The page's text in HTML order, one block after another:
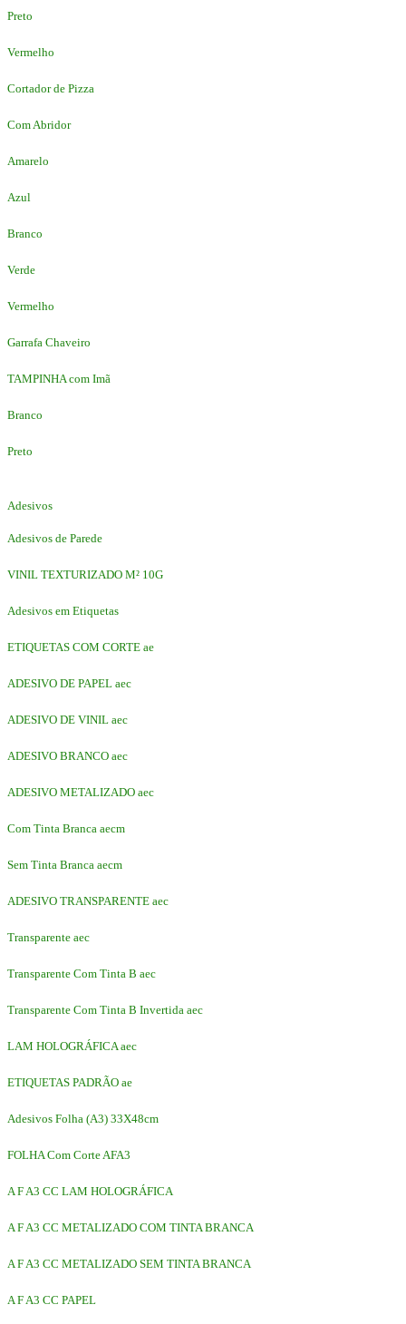
Preto
Vermelho
Cortador de Pizza
Com Abridor
Amarelo
Azul
Branco
Verde
Vermelho
Garrafa Chaveiro
TAMPINHA com Imã
Branco
Preto
Adesivos
Adesivos de Parede
VINIL TEXTURIZADO M² 10G
Adesivos em Etiquetas
ETIQUETAS COM CORTE ae
ADESIVO DE PAPEL aec
ADESIVO DE VINIL aec
ADESIVO BRANCO aec
ADESIVO METALIZADO aec
Com Tinta Branca aecm
Sem Tinta Branca aecm
ADESIVO TRANSPARENTE aec
Transparente aec
Transparente Com Tinta B aec
Transparente Com Tinta B Invertida aec
LAM HOLOGRÁFICA aec
ETIQUETAS PADRÃO ae
Adesivos Folha (A3) 33X48cm
FOLHA Com Corte AFA3
A F A3 CC LAM HOLOGRÁFICA
A F A3 CC METALIZADO COM TINTA BRANCA
A F A3 CC METALIZADO SEM TINTA BRANCA
A F A3 CC PAPEL